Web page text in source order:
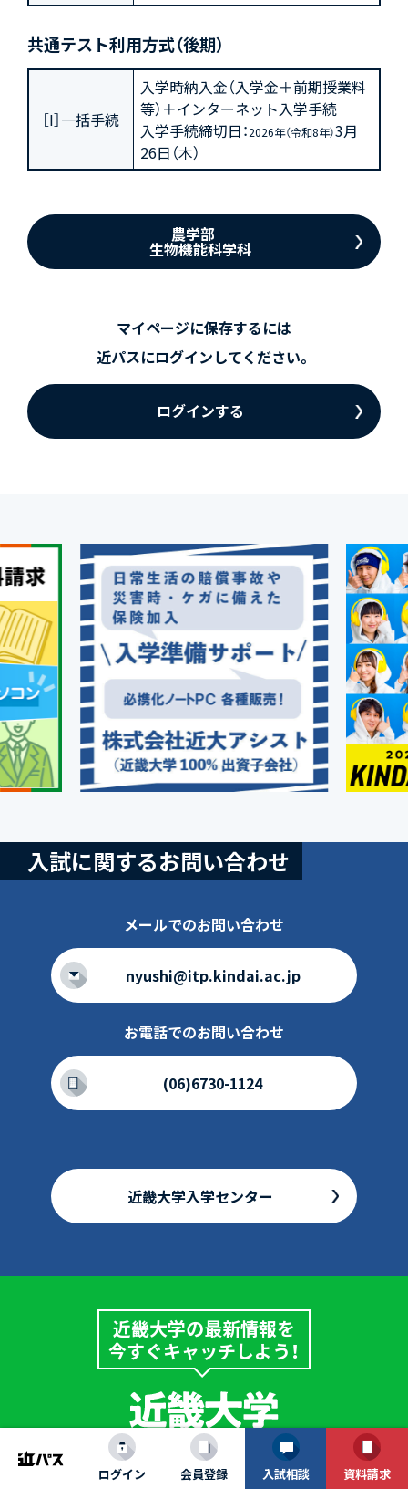
共通テスト利用方式（後期）
［I］一括手続
入学時納入金（入学金＋前期授業料
等）＋インターネット入学手続
入学手続締切日：2026年（令和8年）3月
26日（木）
農学部
生物機能科学科
マイページに保存するには
近パスにログインしてください。
ログインする
入試に関するお問い合わせ
メールでのお問い合わせ
nyushi@itp.kindai.ac.jp
お電話でのお問い合わせ
(06)6730-1124
近畿大学入学センター
近畿大学の最新情報を
今すぐキャッチしよう！
ログイン 会員登録 入試相談 資料請求